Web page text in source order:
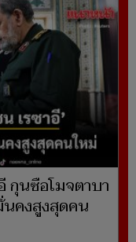
กุนซือโมจตาบา
คงสูงสุดคน